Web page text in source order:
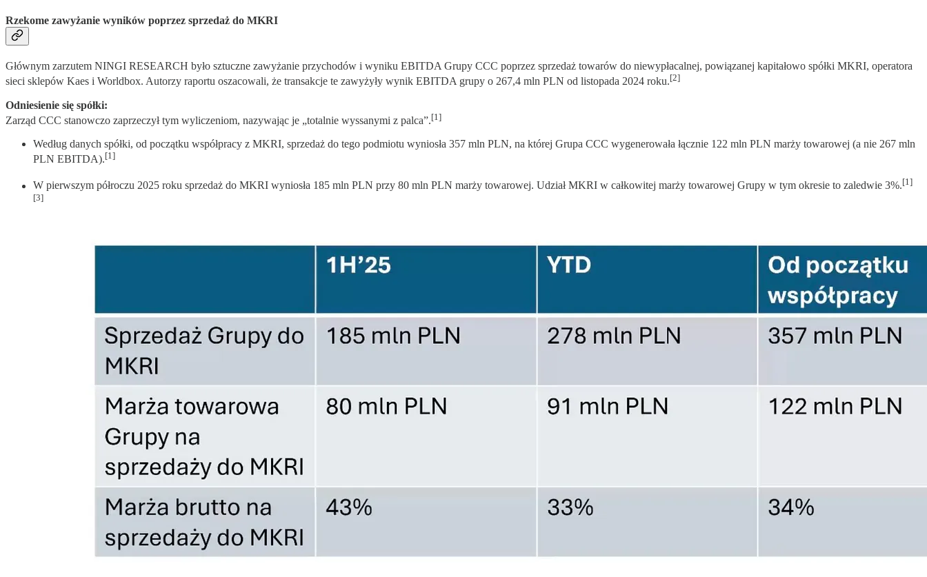
Rzekome zawyżanie wyników poprzez sprzedaż do MKRI
Głównym zarzutem NINGI RESEARCH było sztuczne zawyżanie przychodów i wyniku EBITDA Grupy CCC poprzez sprzedaż towarów do niewypłacalnej, powiązanej kapitałowo spółki MKRI, operatora
sieci sklepów Kaes i Worldbox. Autorzy raportu oszacowali, że transakcje te zawyżyły wynik EBITDA grupy o 267,4 mln PLN od listopada 2024 roku.[2]
Odniesienie się spółki:
Zarząd CCC stanowczo zaprzeczył tym wyliczeniom, nazywając je „totalnie wyssanymi z palca”.[1]
Według danych spółki, od początku współpracy z MKRI, sprzedaż do tego podmiotu wyniosła 357 mln PLN, na której Grupa CCC wygenerowała łącznie 122 mln PLN marży towarowej (a nie 267 mln
PLN EBITDA).[1]
W pierwszym półroczu 2025 roku sprzedaż do MKRI wyniosła 185 mln PLN przy 80 mln PLN marży towarowej. Udział MKRI w całkowitej marży towarowej Grupy w tym okresie to zaledwie 3%.[1]
[3]